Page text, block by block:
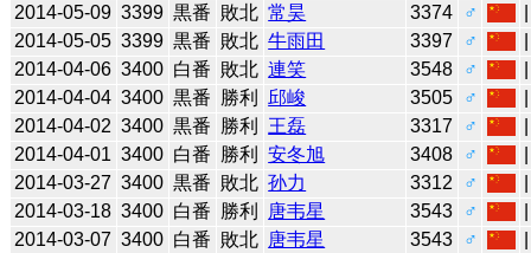
2014-05-09 3399 黒番 敗北 常昊 3374 ♂
2014-05-05 3399 黒番 敗北 牛雨田 3397 ♂
2014-04-06 3400 白番 敗北 連笑 3548 ♂
2014-04-04 3400 黒番 勝利 邱峻 3505 ♂
2014-04-02 3400 黒番 勝利 王磊 3317 ♂
2014-04-01 3400 白番 勝利 安冬旭 3408 ♂
2014-03-27 3400 黒番 敗北 孙力 3312 ♂
2014-03-18 3400 白番 勝利 唐韦星 3543 ♂
2014-03-07 3400 白番 敗北 唐韦星 3543 ♂